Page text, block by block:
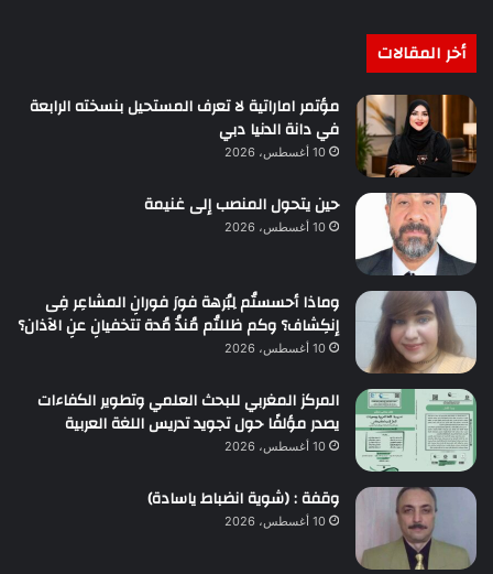
أخر المقالات
مؤتمر اماراتية لا تعرف المستحيل بنسخته الرابعة
في دانة الدنيا دبي
10 أغسطس، 2026
حين يتحول المنصب إلى غنيمة
10 أغسطس، 2026
وماذا أحسستُم لِبُرهة فورَ فورانِ المشاعِر فِى
إنكِشاف؟ وكم ظللتُم مُنذُ مُدة تتخفيانِ عنِ الآذان؟
10 أغسطس، 2026
المركز المغربي للبحث العلمي وتطوير الكفاءات
يصدر مؤلفًا حول تجويد تدريس اللغة العربية
10 أغسطس، 2026
وقفة : (شوية انضباط ياسادة)
10 أغسطس، 2026